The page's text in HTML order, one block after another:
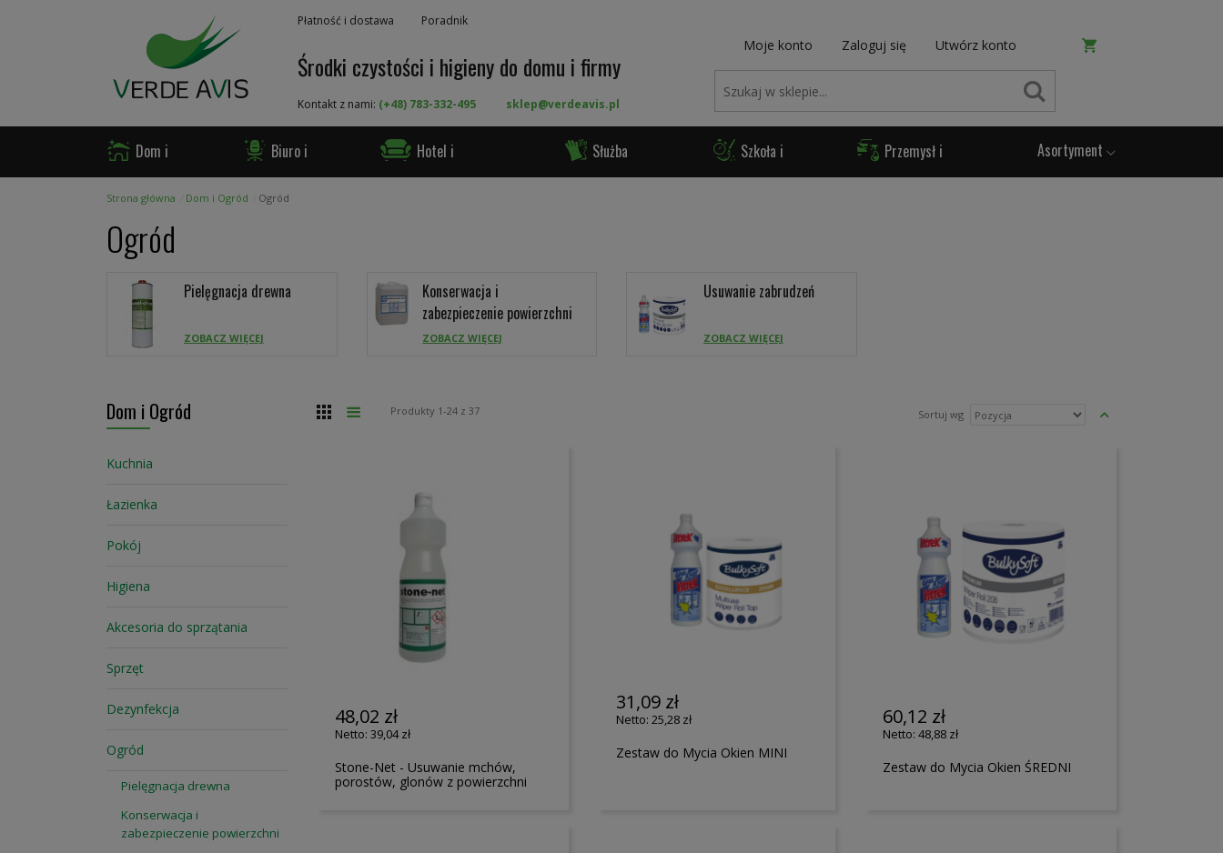
Płatność i dostawa Poradnik
Środki czystości i higieny do domu i firmy
Kontakt z nami: (+48) 783-332-495 sklep@verdeavis.pl
Moje konto Zaloguj się Utwórz konto
Dom i
Ogród
Biuro i
Firma
Hotel i Służba Szkoła i Przemysł i Asortyment
Strona główna Dom i Ogród Ogród
Ogród
Pielęgnacja drewna
ZOBACZ WIĘCEJ
Konserwacja i
zabezpieczenie powierzchni
ZOBACZ WIĘCEJ
Usuwanie zabrudzeń
ZOBACZ WIĘCEJ
Siatka
ListaProdukty 1-24 z37 Sortuj wg
Ustaw
48,02 zł
39,04 zł
Stone-Net - Usuwanie mchów,
porostów, glonów z powierzchni
31,09 zł
25,28 zł
Zestaw do Mycia Okien MINI
60,12 zł
48,88 zł
Zestaw do Mycia Okien ŚREDNI
Dom i Ogród
Kuchnia
Łazienka
Pokój
Higiena
Akcesoria do sprzątania
Sprzęt
Dezynfekcja
Ogród
Pielęgnacja drewna
Konserwacja i
zabezpieczenie powierzchni